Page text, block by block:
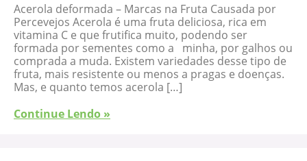
Acerola deformada – Marcas na Fruta Causada por
Percevejos Acerola é uma fruta deliciosa, rica em
vitamina C e que frutifica muito, podendo ser
formada por sementes como a minha, por galhos ou
comprada a muda. Existem variedades desse tipo de
fruta, mais resistente ou menos a pragas e doenças.
Mas, e quanto temos acerola […]
Continue Lendo »